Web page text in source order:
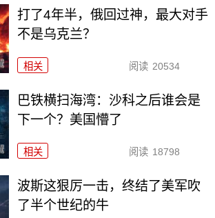
打了4年半，俄回过神，最大对手
不是乌克兰？
相关 阅读 20534
巴铁横扫海湾：沙科之后谁会是
下一个？美国懵了
相关 阅读 18798
波斯这狠厉一击，终结了美军吹
了半个世纪的牛